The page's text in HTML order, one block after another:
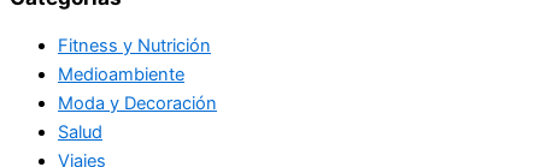
Fitness y Nutrición
Medioambiente
Moda y Decoración
Salud
Viajes